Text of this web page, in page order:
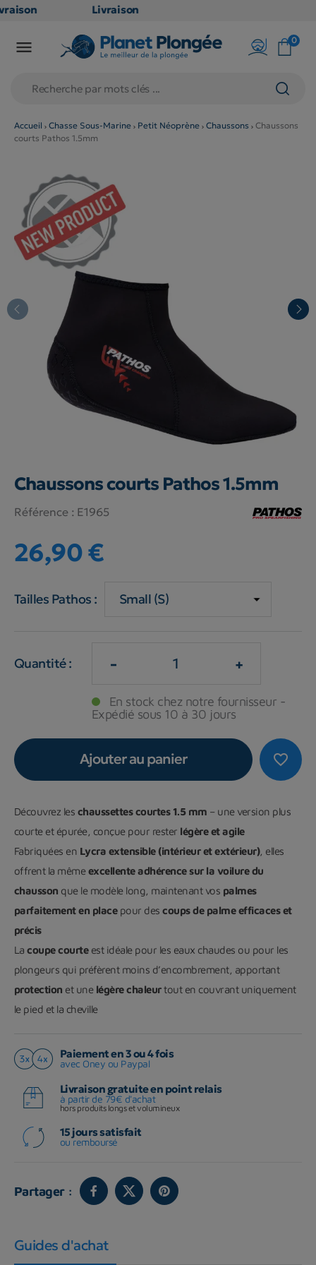
Livraison
en point
79€
(hors
produits
volumineux
: non
éligibles)
 0
Accueil Chasse Sous-Marine Petit Néoprène Chaussons
Chaussons
courts Pathos 1.5mm
Chaussons courts Pathos 1.5mm
Référence : E1965
26,90 €
Tailles Pathos :
Quantité : - +
En stock chez notre fournisseur -
Expédié sous 10 à 30 jours
favorite_border
Ajouter au panier
Découvrez les chaussettes courtes 1.5 mm – une version plus
courte et épurée, conçue pour rester légère et agile
Fabriquées en Lycra extensible (intérieur et extérieur), elles
offrent la mêmeexcellente adhérence sur la voilure du
chausson que le modèle long, maintenant vos palmes
parfaitement en placepour descoups de palme efficaces et
précis
Lacoupe courteest idéale pour les eaux chaudes ou pour les
plongeurs qui préfèrent moins d’encombrement, apportant
protection et une légère chaleurtout en couvrant uniquement
le pied et la cheville
Paiement en 3 ou 4 fois
avec Oney ou Paypal
Livraison gratuite en point relais
à partir de 79€ d'achat
hors produits longs et volumineux
15 jours satisfait
ou remboursé
Partager :
Guides d'achat